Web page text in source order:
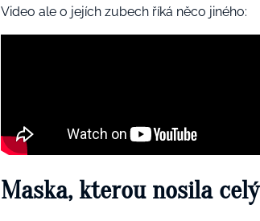
Video ale o jejích zubech říká něco jiného:
Maska, kterou nosila